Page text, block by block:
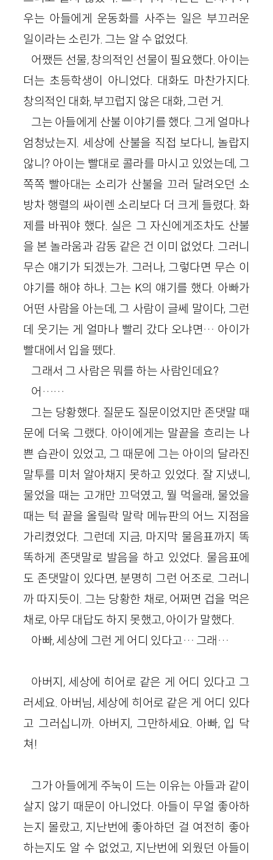
우는 아들에게 운동화를 사주는 일은 부끄러운
일이라는 소린가. 그는 알 수 없었다.
어쨌든 선물, 창의적인 선물이 필요했다. 아이는
더는 초등학생이 아니었다. 대화도 마찬가지다.
창의적인 대화, 부끄럽지 않은 대화, 그런 거.
그는 아들에게 산불 이야기를 했다. 그게 얼마나
엄청났는지. 세상에 산불을 직접 보다니, 놀랍지
않니? 아이는 빨대로 콜라를 마시고 있었는데, 그
쪽쪽 빨아대는 소리가 산불을 끄러 달려오던 소
방차 행렬의 싸이렌 소리보다 더 크게 들렸다. 화
제를 바꿔야 했다. 실은 그 자신에게조차도 산불
을 본 놀라움과 감동 같은 건 이미 없었다. 그러니
무슨 얘기가 되겠는가. 그러나, 그렇다면 무슨 이
야기를 해야 하나. 그는 K의 얘기를 했다. 아빠가
어떤 사람을 아는데, 그 사람이 글쎄 말이다, 그런
데 웃기는 게 얼마나 빨리 갔다 오냐면… 아이가
빨대에서 입을 뗐다.
그래서 그 사람은 뭐를 하는 사람인데요?
어……
그는 당황했다. 질문도 질문이었지만 존댓말 때
문에 더욱 그랬다. 아이에게는 말끝을 흐리는 나
쁜 습관이 있었고, 그 때문에 그는 아이의 달라진
말투를 미처 알아채지 못하고 있었다. 잘 지냈니,
물었을 때는 고개만 끄덕였고, 뭘 먹을래, 물었을
때는 턱 끝을 올릴락 말락 메뉴판의 어느 지점을
가리켰었다. 그런데 지금, 마지막 물음표까지 똑
똑하게 존댓말로 발음을 하고 있었다. 물음표에
도 존댓말이 있다면, 분명히 그런 어조로. 그러니
까 따지듯이. 그는 당황한 채로, 어쩌면 겁을 먹은
채로, 아무 대답도 하지 못했고, 아이가 말했다.
아빠, 세상에 그런 게 어디 있다고… 그래…
아버지, 세상에 히어로 같은 게 어디 있다고 그
러세요. 아버님, 세상에 히어로 같은 게 어디 있다
고 그러십니까. 아버지, 그만하세요. 아빠, 입 닥
쳐!
그가 아들에게 주눅이 드는 이유는 아들과 같이
살지 않기 때문이 아니었다. 아들이 무얼 좋아하
는지 몰랐고, 지난번에 좋아하던 걸 여전히 좋아
하는지도 알 수 없었고, 지난번에 외웠던 아들이